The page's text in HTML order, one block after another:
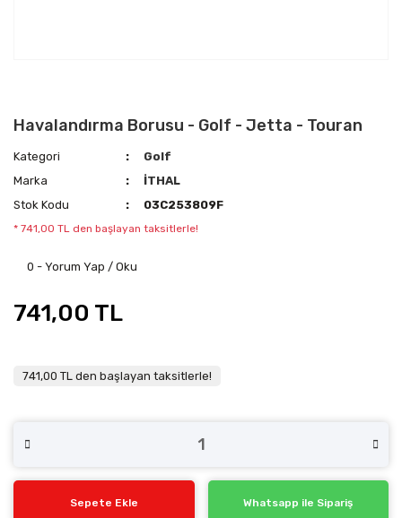
Havalandırma Borusu - Golf - Jetta - Touran
Kategori
Golf
Marka
İTHAL
Stok Kodu
03C253809F
* 741,00 TL den başlayan taksitlerle!
0 - Yorum Yap / Oku
741,00 TL
741,00 TL den başlayan taksitlerle!
Sepete Ekle Whatsapp ile Sipariş